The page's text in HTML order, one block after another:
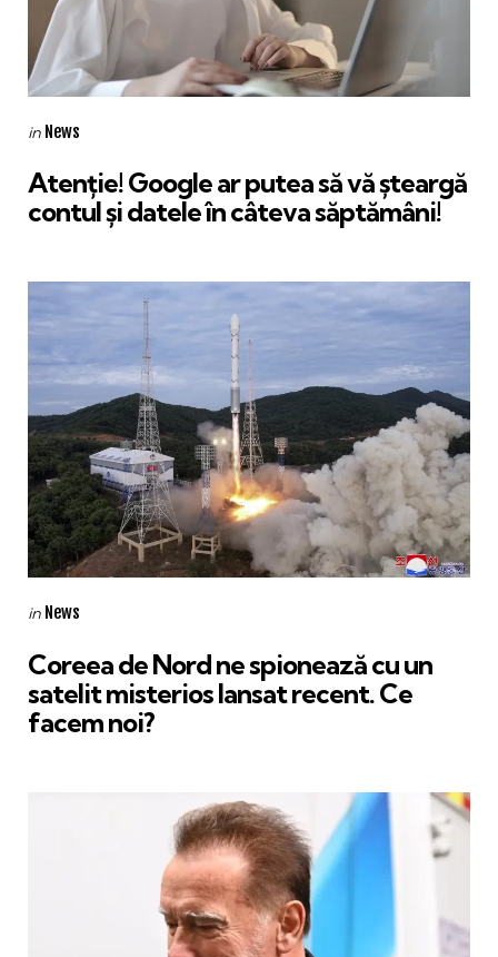
Categories
Posted
in News
Atenție! Google ar putea să vă șteargă
contul și datele în câteva săptămâni!
Categories
Posted
in News
Coreea de Nord ne spionează cu un
satelit misterios lansat recent. Ce
facem noi?